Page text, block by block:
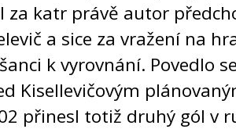
za katr právě autor
a sice za vražení na
k vyrovnání. Povedlo
Kisellevičovým
přinesl totiž druhý gól v